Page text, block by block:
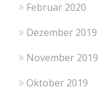
Februar 2020
Dezember 2019
November 2019
Oktober 2019